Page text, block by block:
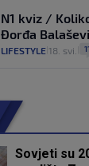
N1 kviz /
Đorđa
LIFESTYLE 18. svi. 11
Sovjeti su